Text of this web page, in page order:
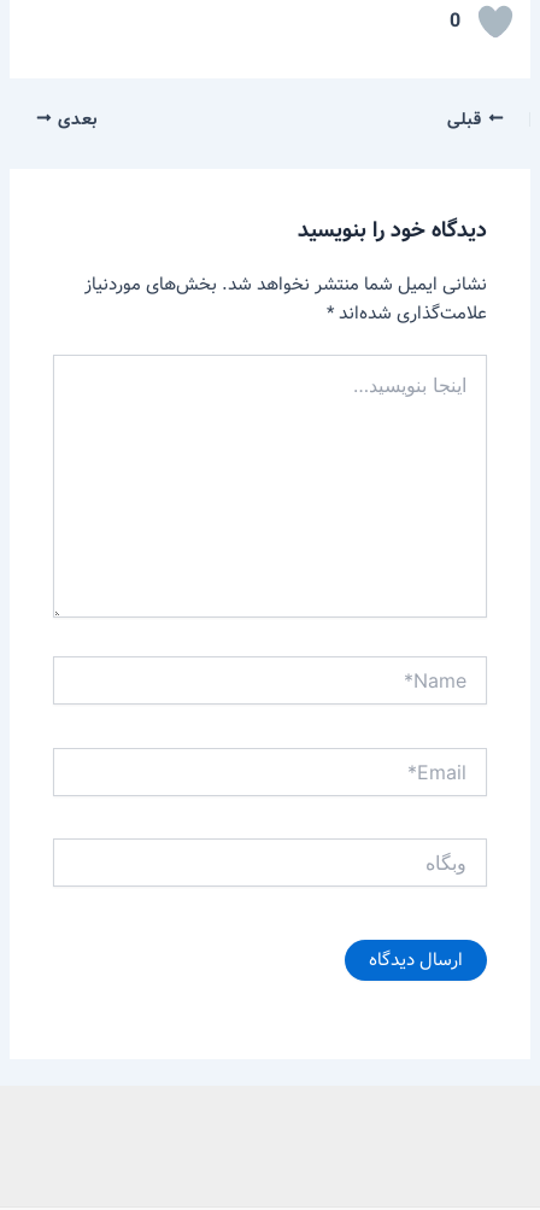
0
قبلی بعدی
دیدگاه‌ خود را بنویسید
نشانی ایمیل شما منتشر نخواهد شد. بخش‌های موردنیاز
علامت‌گذاری شده‌اند*
بنویسید…
Email*